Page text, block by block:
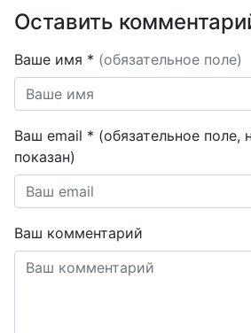
Оставить
Ваше имя * (обязательное поле)
Ваш email * (обязательное поле,
показан)
Ваш комментарий